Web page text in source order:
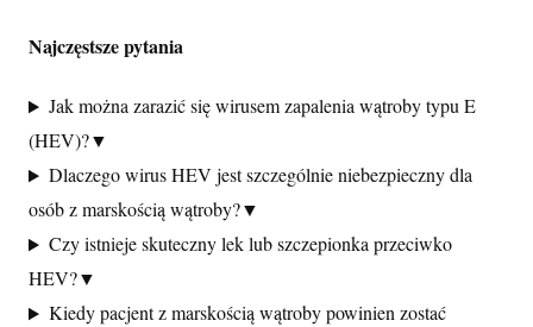
Najczęstsze pytania
Jak można zarazić się wirusem zapalenia wątroby typu E
(HEV)?▼
Dlaczego wirus HEV jest szczególnie niebezpieczny dla
osób z marskością wątroby?▼
Czy istnieje skuteczny lek lub szczepionka przeciwko
HEV?▼
Kiedy pacjent z marskością wątroby powinien zostać